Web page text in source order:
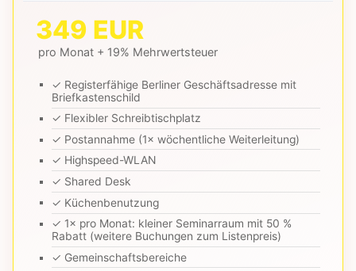
349 EUR
pro Monat + 19% Mehrwertsteuer
✓ Registerfähige Berliner Geschäftsadresse mit
Briefkastenschild
✓ Flexibler Schreibtischplatz
✓ Postannahme (1× wöchentliche Weiterleitung)
✓ Highspeed-WLAN
✓ Shared Desk
✓ Küchenbenutzung
✓ 1× pro Monat: kleiner Seminarraum mit 50 %
Rabatt (weitere Buchungen zum Listenpreis)
✓ Gemeinschaftsbereiche